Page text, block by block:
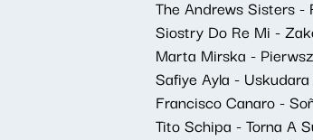
The Andrews Sisters -
Siostry Do Re Mi -
Marta Mirska -
Safiye Ayla -
Francisco Canaro -
Tito Schipa - Torna A